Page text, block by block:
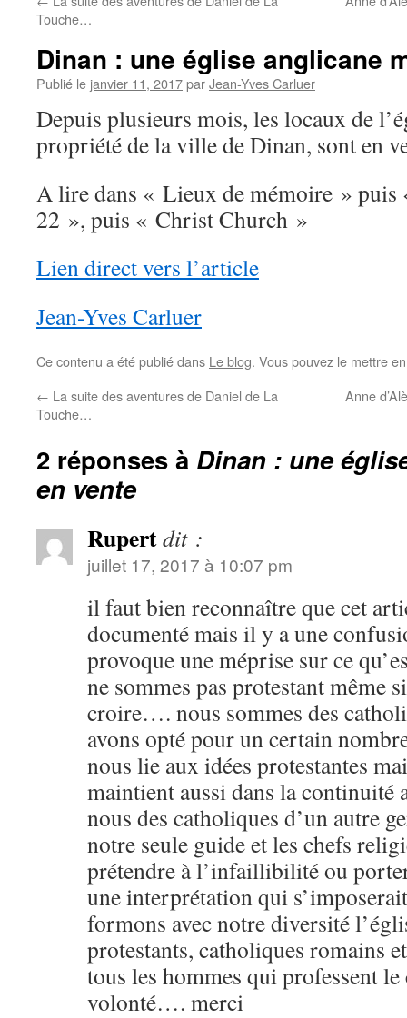
Touche…
Dinan : une église anglicane
Publié le janvier 11, 2017parJean-Yves Carluer
Depuis plusieurs mois, les locaux de
propriété de la ville de Dinan, sont en
A lire dans « Lieux de mémoire » puis
22 », puis « Christ Church »
Lien direct vers l’article
Jean-Yves Carluer
Ce contenu a été publié dans Le blog. Vous pouvez le mettre
← La suite des aventures de Daniel de La
Touche…
Anne
2 réponses à Dinan : une
en vente
Rupertdit :
juillet 17, 2017 à 10:07 pm
il faut bien reconnaître que cet
documenté mais il y a une
provoque une méprise sur ce
ne sommes pas protestant même
croire…. nous sommes des
avons opté pour un certain
nous lie aux idées protestantes
maintient aussi dans la continuité
nous des catholiques d’un autre
notre seule guide et les chefs
prétendre à l’infaillibilité ou
une interprétation qui
formons avec notre diversité
protestants, catholiques romains
tous les hommes qui professent
volonté…. merci